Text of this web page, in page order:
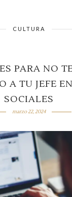
CULTURA
PARA NO
A TU JEFE
SOCIALES
marzo 22, 2024